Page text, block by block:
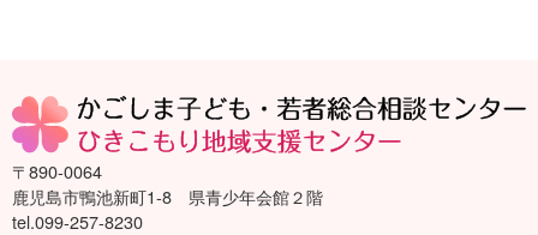
〒890-0064
鹿児島市鴨池新町1-8 県青少年会館２階
tel.099-257-8230